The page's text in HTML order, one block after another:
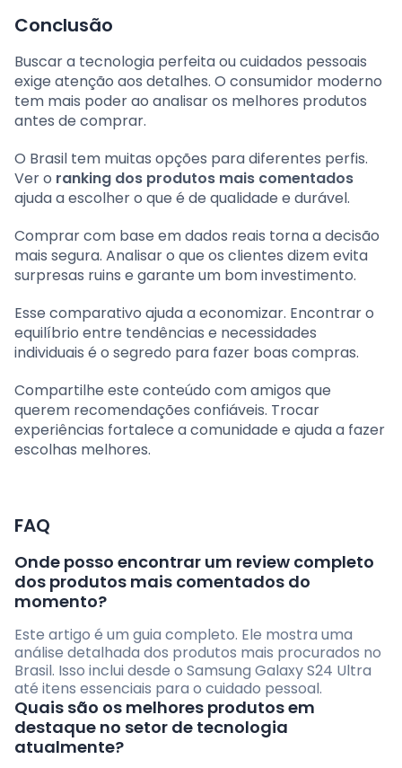
Conclusão
Buscar a tecnologia perfeita ou cuidados pessoais
exige atenção aos detalhes. O consumidor moderno
tem mais poder ao analisar os melhores produtos
antes de comprar.
O Brasil tem muitas opções para diferentes perfis.
Ver o ranking dos produtos mais comentados
ajuda a escolher o que é de qualidade e durável.
Comprar com base em dados reais torna a decisão
mais segura. Analisar o que os clientes dizem evita
surpresas ruins e garante um bom investimento.
Esse comparativo ajuda a economizar. Encontrar o
equilíbrio entre tendências e necessidades
individuais é o segredo para fazer boas compras.
Compartilhe este conteúdo com amigos que
querem recomendações confiáveis. Trocar
experiências fortalece a comunidade e ajuda a fazer
escolhas melhores.
FAQ
Onde posso encontrar um review completo
dos produtos mais comentados do
momento?
Este artigo é um guia completo. Ele mostra uma
análise detalhada dos produtos mais procurados no
Brasil. Isso inclui desde o Samsung Galaxy S24 Ultra
até itens essenciais para o cuidado pessoal.
Quais são os melhores produtos em
destaque no setor de tecnologia
atualmente?